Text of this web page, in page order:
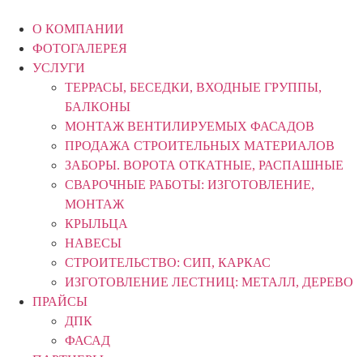
содержимому
О КОМПАНИИ
ФОТОГАЛЕРЕЯ
УСЛУГИ
ТЕРРАСЫ, БЕСЕДКИ, ВХОДНЫЕ ГРУППЫ,
БАЛКОНЫ
МОНТАЖ ВЕНТИЛИРУЕМЫХ ФАСАДОВ
ПРОДАЖА СТРОИТЕЛЬНЫХ МАТЕРИАЛОВ
ЗАБОРЫ. ВОРОТА ОТКАТНЫЕ, РАСПАШНЫЕ
СВАРОЧНЫЕ РАБОТЫ: ИЗГОТОВЛЕНИЕ,
МОНТАЖ
КРЫЛЬЦА
НАВЕСЫ
СТРОИТЕЛЬСТВО: СИП, КАРКАС
ИЗГОТОВЛЕНИЕ ЛЕСТНИЦ: МЕТАЛЛ, ДЕРЕВО
ПРАЙСЫ
ДПК
ФАСАД